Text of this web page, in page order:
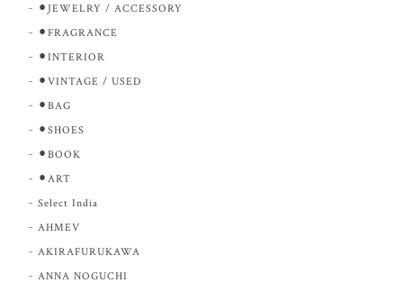
⚫︎JEWELRY / ACCESSORY
⚫︎FRAGRANCE
⚫︎INTERIOR
⚫︎VINTAGE / USED
⚫︎BAG
⚫︎SHOES
⚫︎BOOK
⚫︎ART
Select India
AHMEV
AKIRAFURUKAWA
ANNA NOGUCHI